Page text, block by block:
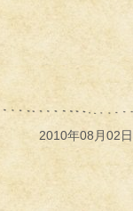
2010年08月02日